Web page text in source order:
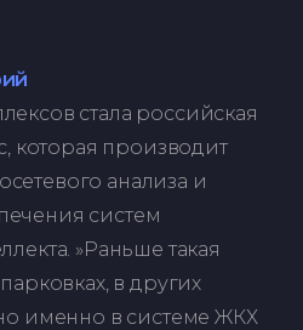
стала российская
которая производит
анализа и
систем
»Раньше такая
в других
именно в системе ЖКХ